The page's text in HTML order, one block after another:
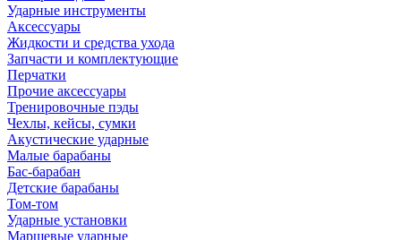
Ударные инструменты
Аксессуары
Жидкости и средства ухода
Запчасти и комплектующие
Перчатки
Прочие аксессуары
Тренировочные пэды
Чехлы, кейсы, сумки
Акустические ударные
Mалые барабаны
Бас-барабан
Детские барабаны
Том-том
Ударные установки
Маршевые ударные